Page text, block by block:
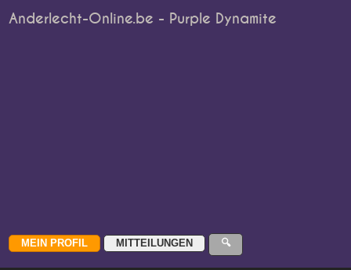
Anderlecht-Online.be - Purple Dynamite